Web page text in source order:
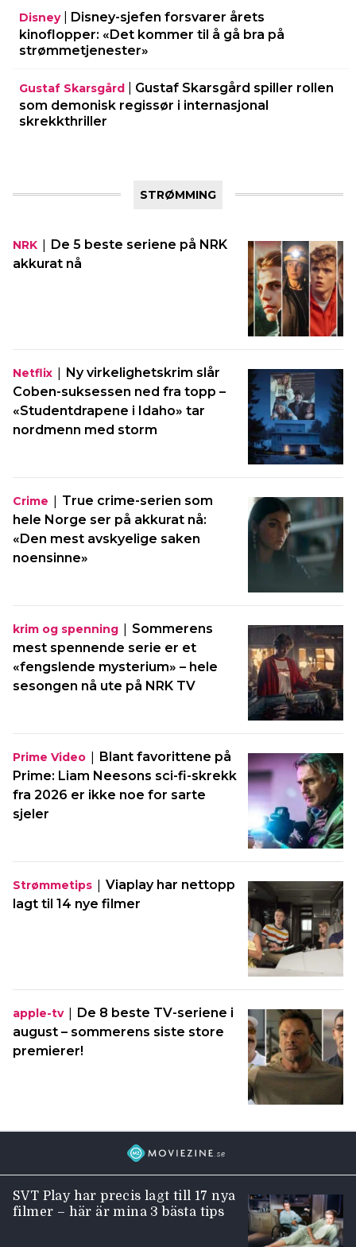
Disney|
Disney-sjefen forsvarer årets
kinoflopper: «Det kommer til å gå bra på
strømmetjenester»
Gustaf Skarsgård
Gustaf Skarsgård spiller rollen
som demonisk regissør i internasjonal
skrekkthriller
STRØMMING
NRK | De 5 beste seriene på NRK
akkurat nå
Netflix | Ny virkelighetskrim slår
Coben-suksessen ned fra topp –
«Studentdrapene i Idaho» tar
nordmenn med storm
Crime | True crime-serien som
hele Norge ser på akkurat nå:
«Den mest avskyelige saken
noensinne»
krim og spenning | Sommerens
mest spennende serie er et
«fengslende mysterium» – hele
sesongen nå ute på NRK TV
Prime Video | Blant favorittene på
Prime: Liam Neesons sci-fi-skrekk
fra 2026 er ikke noe for sarte
sjeler
Strømmetips | Viaplay har nettopp
lagt til 14 nye filmer
apple-tv| De 8 beste TV-seriene i
august – sommerens siste store
premierer!
SVT Play har precis lagt till 17 nya
filmer – här är mina 3 bästa tips